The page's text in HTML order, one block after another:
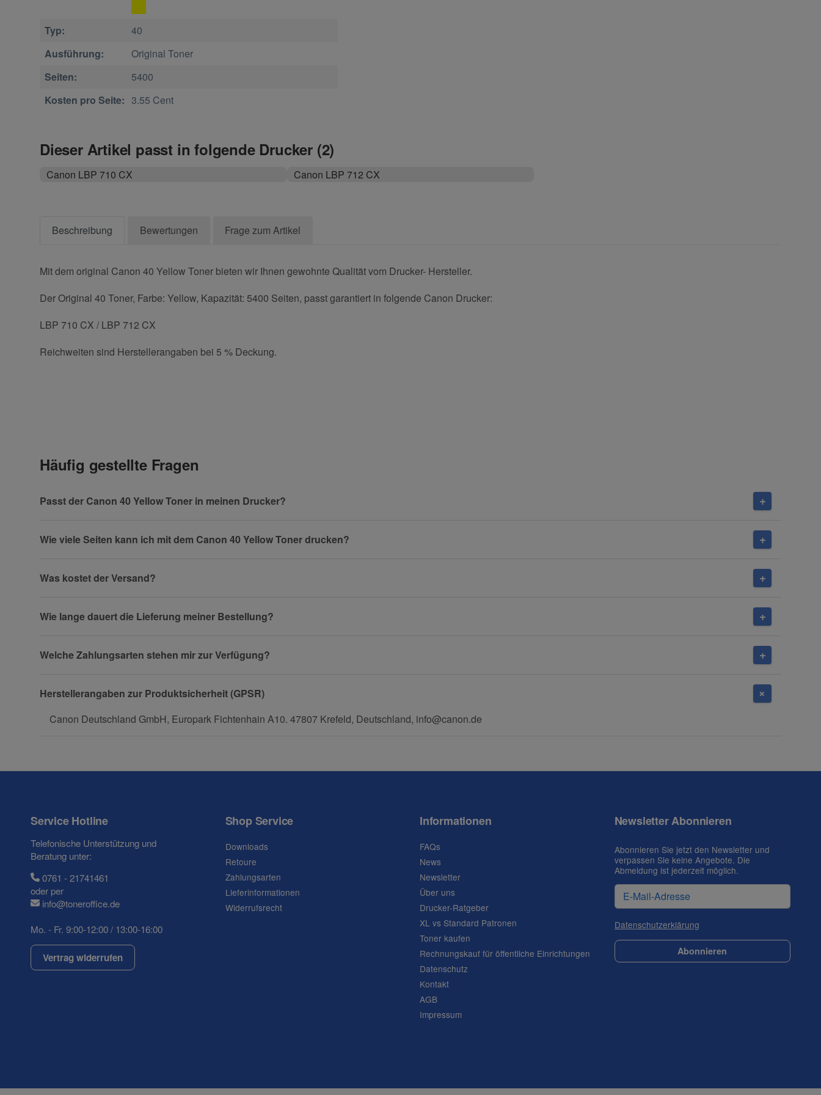
Typ:
40
Ausführung:
Original Toner
Seiten:
5400
Kosten pro Seite: 3.55 Cent
Dieser Artikel passt in folgende Drucker (2)
Canon LBP 710 CX Canon LBP 712 CX
Beschreibung Bewertungen Frage zum Artikel
Mit dem original Canon 40 Yellow Toner bieten wir Ihnen gewohnte Qualität vom Drucker- Hersteller.
Der Original 40 Toner, Farbe: Yellow, Kapazität: 5400 Seiten, passt garantiert in folgende Canon Drucker:
LBP 710 CX / LBP 712 CX
Reichweiten sind Herstellerangaben bei 5 % Deckung.
Telefon
Häufig gestellte Fragen
Passt der Canon 40 Yellow Toner in meinen Drucker?
Wie viele Seiten kann ich mit dem Canon 40 Yellow Toner drucken?
Was kostet der Versand?
Wie lange dauert die Lieferung meiner Bestellung?
Welche Zahlungsarten stehen mir zur Verfügung?
Herstellerangaben zur Produktsicherheit (GPSR)
Canon Deutschland GmbH, Europark Fichtenhain A10. 47807 Krefeld, Deutschland, info@canon.de
Service Hotline
Telefonische Unterstützung und
Beratung unter:
0761 - 21741461
oder per
info@toneroffice.de
Mo. - Fr. 9:00-12:00 / 13:00-16:00
Vertrag widerrufen
Shop Service
Downloads
Retoure
Zahlungsarten
Lieferinformationen
Widerrufsrecht
Informationen
FAQs
News
Newsletter
Über uns
Drucker-Ratgeber
XL vs Standard Patronen
Toner kaufen
Rechnungskauf für öffentliche Einrichtungen
Datenschutz
Kontakt
AGB
Impressum
Newsletter Abonnieren
Abonnieren Sie jetzt den Newsletter und
verpassen Sie keine Angebote. Die
Abmeldung ist jederzeit möglich.
Datenschutzerklärung
Abonnieren